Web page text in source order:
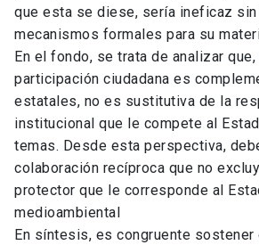
que esta se diese, sería ineficaz
mecanismos formales para su
En el fondo, se trata de analizar
participación ciudadana es
estatales, no es sustitutiva de la
institucional que le compete al
temas. Desde esta perspectiva,
colaboración recíproca que no
protector que le corresponde al
medioambiental
En síntesis, es congruente sostener